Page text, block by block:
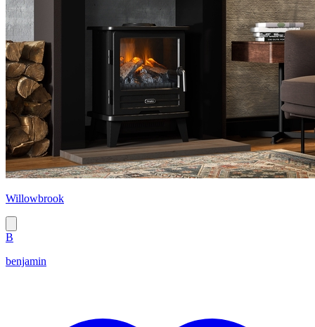
Willowbrook
B
benjamin